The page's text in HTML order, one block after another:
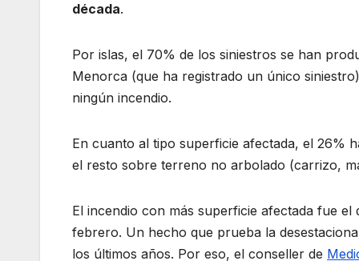
década.
Por islas, el 70% de los siniestros se han
Menorca (que ha registrado un único
ningún incendio.
En cuanto al tipo superficie afectada, el 26%
el resto sobre terreno no arbolado (carrizo,
El incendio con más superficie afectada fue
febrero. Un hecho que prueba la
los últimos años. Por eso, el conseller de